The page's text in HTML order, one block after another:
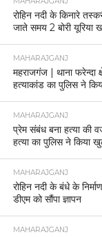
रोहिन नदी के किनारे
जाते समय 2 बोरी यूरिया
MAHARAJGANJ
महराजगंज | थाना फरेन्दा
हत्याकांड का पुलिस ने
MAHARAJGANJ
प्रेम संबंध बना हत्या की
हत्या का पुलिस ने किया
MAHARAJGANJ
रोहिन नदी के बंधे के
डीएम को सौंपा ज्ञापन
MAHARAJGANJ